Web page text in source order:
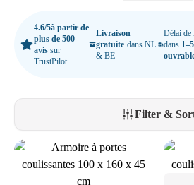
manière élégante et efficace de tout garder
4.6/5à partir de
plus de 500
avis sur
TrustPilot
Livraison
gratuite dans NL
& BE
Délai
dans
Filter &